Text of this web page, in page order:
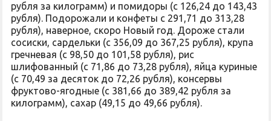
рубля за килограмм) и помидоры (с 126,24 до 143,43
рубля). Подорожали и конфеты с 291,71 до 313,28
рубля), наверное, скоро Новый год. Дороже стали
сосиски, сардельки (с 356,09 до 367,25 рубля), крупа
гречневая (с 98,50 до 101,58 рубля), рис
шлифованный (с 71,86 до 73,28 рубля), яйца куриные
(с 70,49 за десяток до 72,26 рубля), консервы
фруктово-ягодные (с 381,66 до 389,42 рубля за
килограмм), сахар (49,15 до 49,66 рубля).